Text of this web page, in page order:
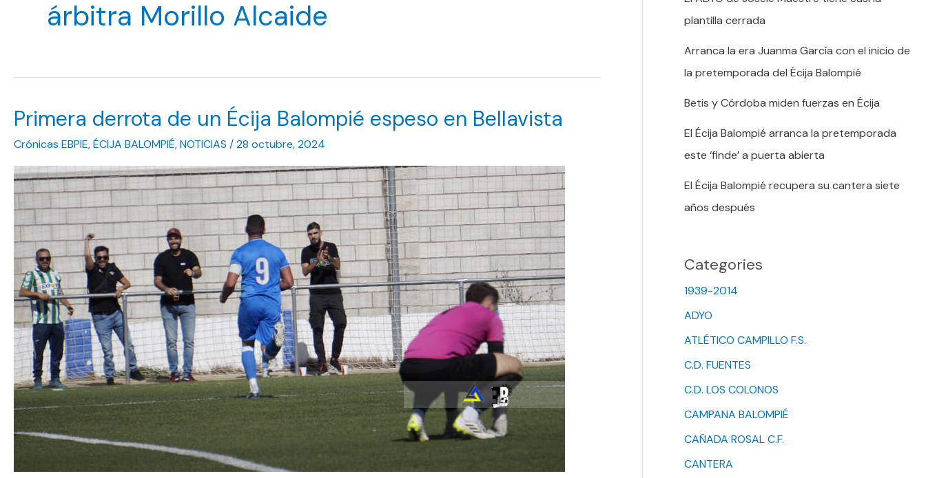
árbitra Morillo Alcaide
Primera derrota de un Écija Balompié espeso en Bellavista
Crónicas EBPIE,ÉCIJA BALOMPIÉ,NOTICIAS /28 octubre, 2024
plantilla cerrada
Arranca la era Juanma García con el inicio de
la pretemporada del Écija Balompié
Betis y Córdoba miden fuerzas en Écija
El Écija Balompié arranca la pretemporada
este ‘finde’ a puerta abierta
El Écija Balompié recupera su cantera siete
años después
Categories
1939-2014
ADYO
ATLÉTICO CAMPILLO F.S.
C.D. FUENTES
C.D. LOS COLONOS
CAMPANA BALOMPIÉ
CAÑADA ROSAL C.F.
CANTERA